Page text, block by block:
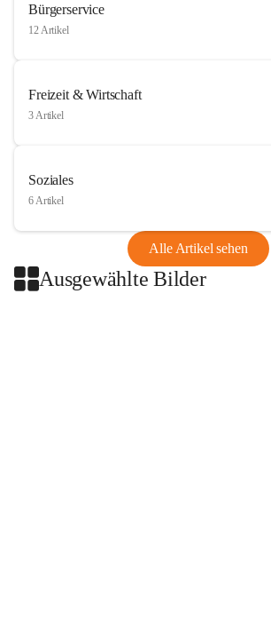
Bürgerservice
12 Artikel
Freizeit & Wirtschaft
3 Artikel
Soziales
6 Artikel
Alle Artikel sehen
Ausgewählte Bilder